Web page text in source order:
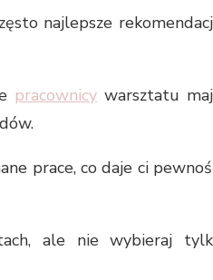
najlepsze
pracownicy warsztatu
prace, co daje ci
ale nie wybieraj